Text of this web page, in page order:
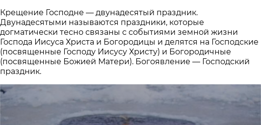
Крещение Господне — двунадесятый праздник.
Двунадесятыми называются праздники, которые
догматически тесно связаны с событиями земной жизни
Господа Иисуса Христа и Богородицы и делятся на Господские
(посвященные Господу Иисусу Христу) и Богородичные
(посвященные Божией Матери). Богоявление — Господский
праздник.